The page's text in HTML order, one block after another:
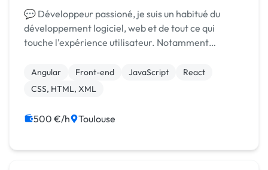
💬 Développeur passioné, je suis un habitué du
développement logiciel, web et de tout ce qui
touche l'expérience utilisateur. Notamment
capable de m'adapter à vos besoins. ✨
Compétences: ...
Angular Front-end JavaScript
React
CSS, HTML, XML
500 €/h Toulouse